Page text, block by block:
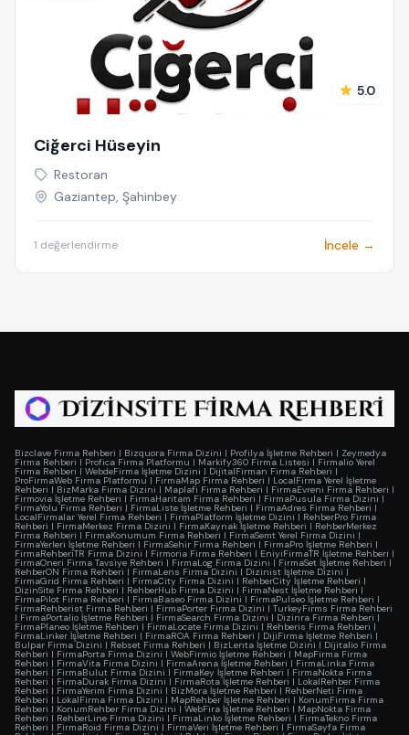
5.0
Ciğerci Hüseyin
Restoran
Gaziantep, Şahinbey
1 değerlendirme İncele →
Bizclave Firma Rehberi | Bizquora Firma Dizini | Profilya İşletme Rehberi | Zeymedya
Firma Rehberi | Profica Firma Platformu | Markify360 Firma Listesi | Firmalio Yerel
Firma Rehberi | WebdeFirma İşletme Dizini | DijitalFirman Firma Rehberi |
ProFirmaWeb Firma Platformu | FirmaMap Firma Rehberi | LocalFirma Yerel İşletme
Rehberi | BizMarka Firma Dizini | Maplafi Firma Rehberi | FirmaEvreni Firma Rehberi |
Firmovia İşletme Rehberi | FirmaHaritam Firma Rehberi | FirmaPusula Firma Dizini |
FirmaYolu Firma Rehberi | FirmaListe İşletme Rehberi | FirmaAdres Firma Rehberi |
LocalFirmalar Yerel Firma Rehberi | FirmaPlatform İşletme Dizini | RehberPro Firma
Rehberi | FirmaMerkez Firma Dizini | FirmaKaynak İşletme Rehberi | RehberMerkez
Firma Rehberi | FirmaKonumum Firma Rehberi | FirmaSemt Yerel Firma Dizini |
FirmaYerleri İşletme Rehberi | FirmaSehir Firma Rehberi | FirmaPro İşletme Rehberi |
FirmaRehberiTR Firma Dizini | Firmoria Firma Rehberi | EniyiFirmaTR İşletme Rehberi |
FirmaOneri Firma Tavsiye Rehberi | FirmaLog Firma Dizini |FirmaSet İşletme Rehberi |
RehberON Firma Rehberi | FirmaLens Firma Dizini | Dizinist İşletme Dizini |
FirmaGrid Firma Rehberi | FirmaCity Firma Dizini | RehberCity İşletme Rehberi |
DizinSite Firma Rehberi | RehberHub Firma Dizini | FirmaNest İşletme Rehberi |
FirmaPilot Firma Rehberi | FirmaBaseo Firma Dizini | FirmaPulseo İşletme Rehberi |
FirmaRehberist Firma Rehberi | FirmaPorter Firma Dizini | TurkeyFirms Firma Rehberi
| FirmaPortalio İşletme Rehberi | FirmaSearch Firma Dizini | Dizinra Firma Rehberi |
FirmaPlaneo İşletme Rehberi | FirmaLocate Firma Dizini | Rehberis Firma Rehberi |
FirmaLinker İşletme Rehberi | FirmaROA Firma Rehberi | DijiFirma İşletme Rehberi |
Bulpar Firma Dizini | Rebset Firma Rehberi | BizLenta İşletme Dizini | Dijitalio Firma
Rehberi | FirmaPorta Firma Dizini | WebFirmio İşletme Rehberi | MapFirma Firma
Rehberi | FirmaVita Firma Dizini | FirmaArena İşletme Rehberi | FirmaLinka Firma
Rehberi | FirmaBulut Firma Dizini | FirmaKey İşletme Rehberi | FirmaNokta Firma
Rehberi | FirmaDurak Firma Dizini | FirmaRota İşletme Rehberi | LokalRehber Firma
Rehberi | FirmaYerim Firma Dizini | BizMora İşletme Rehberi | RehberNeti Firma
Rehberi | LokalFirma Firma Dizini | MapRehber İşletme Rehberi | KonumFirma Firma
Rehberi | KonumRehber Firma Dizini | WebFira İşletme Rehberi | MapNokta Firma
Rehberi | RehberLine Firma Dizini | FirmaLinko İşletme Rehberi | FirmaTekno Firma
Rehberi | FirmaRoid Firma Dizini | FirmaVeri İşletme Rehberi | FirmaSayfa Firma